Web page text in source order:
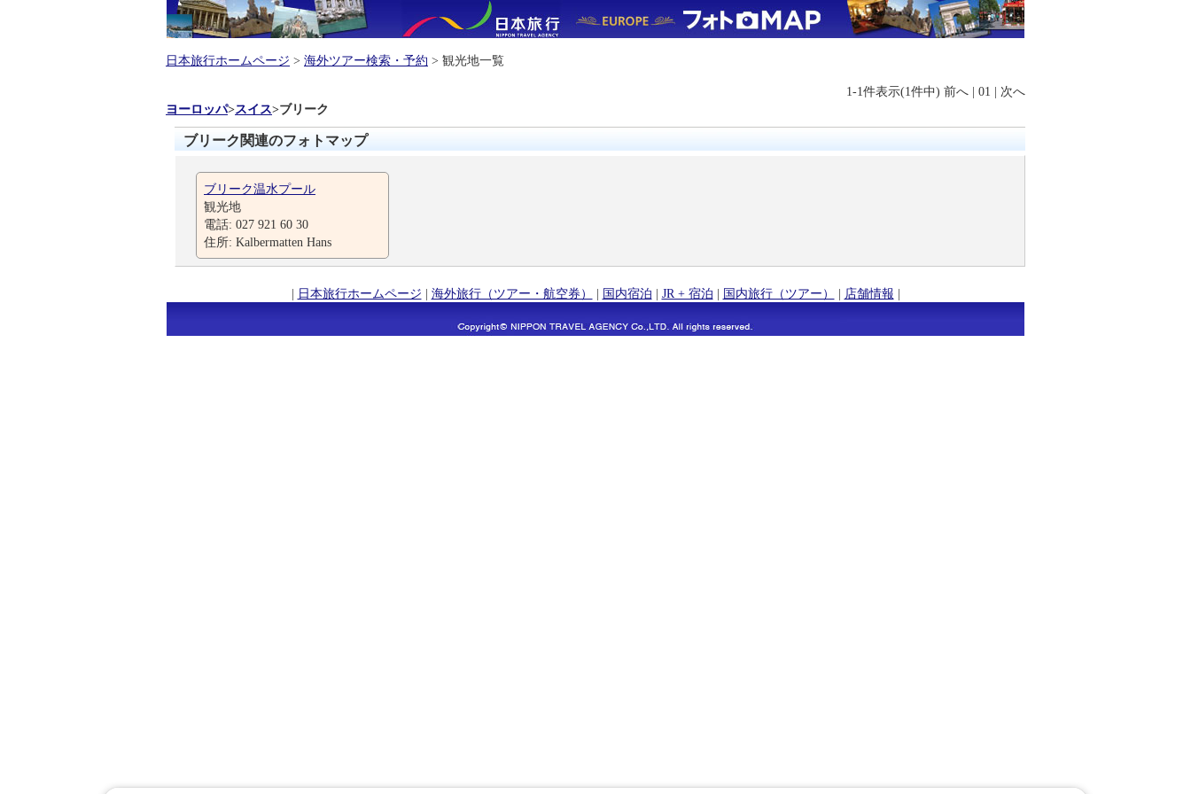
日本旅行ホームページ > 海外ツアー検索・予約 > 観光地一覧
1-1件表示(1件中) 前へ | 01 | 次へ
ヨーロッパ>スイス>ブリーク
ブリーク関連のフォトマップ
ブリーク温水プール
観光地
電話: 027 921 60 30
住所: Kalbermatten Hans
| 日本旅行ホームページ | 海外旅行（ツアー・航空券） | 国内宿泊 | JR + 宿泊 | 国内旅行（ツアー） | 店舗情報 |